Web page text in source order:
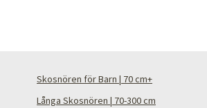
Skosnören för Barn | 70 cm+
Långa Skosnören | 70-300 cm